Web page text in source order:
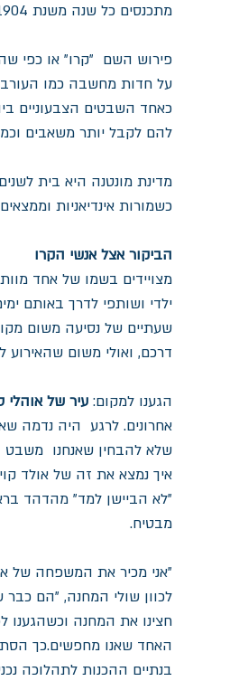
מתכנסים כל שנה משנת 1904 בשבוע השלישי של חודש אוגוסט לחמישה ימים מלאים של תרבות ומסורת.
על חדות מחשבה כמו
כאחד השבטים הצבעוניים
להם לקבל יותר משאבים
מדינת מונטנה היא בית
כשמורות אינדיאניות וממצאים
הביקור אצל אנשי הקרו
מצויידים בשמו של אחד
ילדי ושותפי לדרך באותם
שעתיים של נסיעה משום
דרכם, ואולי משום שהאירוע
הגענו למקום: עיר של אוהלי
אחרונים. לרגע  היה נדמה
איך נמצא את זה של אולד
"לא הביישן למד" מהדהד
מבטיח.
"אני מכיר את המשפחה של
לכוון שולי המחנה, "הם
חצינו את המחנה וכשהגענו
האחד שאנו מחפשים.כך
בנתיים ההכנות לתהלוכה